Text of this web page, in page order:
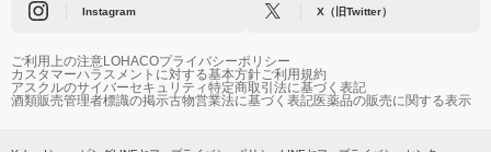
Instagram X（旧Twitter）
ご利用上の注意LOHACOプライバシーポリシー
カスタマーハラスメントに対する基本方針ご利用規約
アスクルのサイバーセキュリティ特定商取引法に基づく表記
酒類販売管理者標識の掲示古物営業法に基づく表記医薬品の販売に関する表示